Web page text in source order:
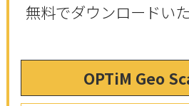
無料でダウンロードい
OPTiM Geo